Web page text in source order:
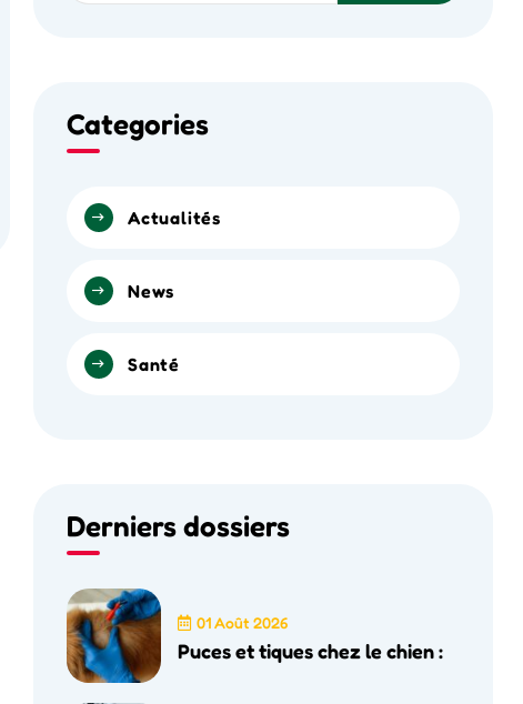
Categories
Actualités
News
Santé
Derniers dossiers
01 Août 2026
Puces et tiques chez le chien :